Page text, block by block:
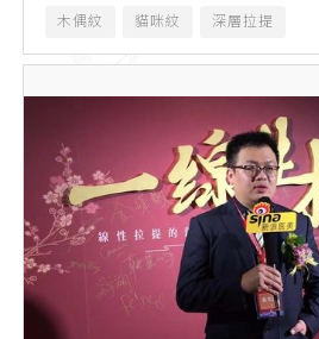
木偶紋 貓咪紋 深層拉提